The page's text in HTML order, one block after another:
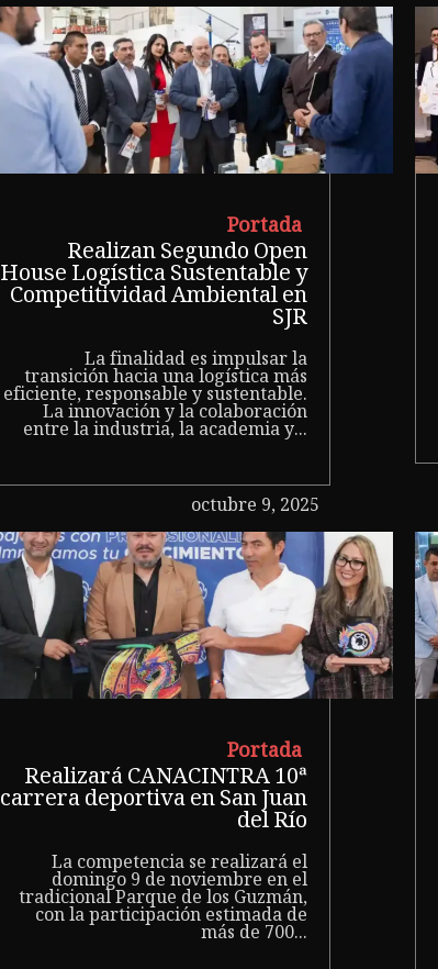
Portada
Realizan Segundo Open
House Logística Sustentable y
Competitividad Ambiental en
SJR
La finalidad es impulsar la
transición hacia una logística más
eficiente, responsable y sustentable.
La innovación y la colaboración
entre la industria, la academia y...
octubre 9, 2025
Portada
Realizará CANACINTRA 10ª
carrera deportiva en San Juan
del Río
La competencia se realizará el
domingo 9 de noviembre en el
tradicional Parque de los Guzmán,
con la participación estimada de
más de 700...